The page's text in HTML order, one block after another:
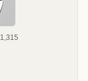
1,315